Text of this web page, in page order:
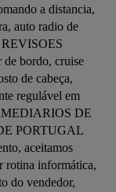
a distancia,
auto radio de
bordo, cruise
de cabeça,
regulável em
DE
PORTUGAL
aceitamos
rotina informática,
do vendedor,